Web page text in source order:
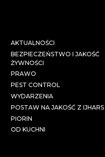
AKTUALNOŚCI
BEZPIECZEŃSTWO I JAKOŚĆ
ŻYWNOŚCI
PRAWO
PEST CONTROL
WYDARZENIA
POSTAW NA JAKOŚĆ Z IJHARS
PIORIN
OD KUCHNI